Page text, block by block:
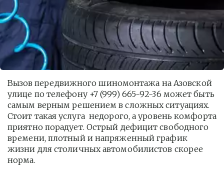
Вызов передвижного шиномонтажа на Азовской
улице по телефону +7 (999) 665-92-36 может быть
самым верным решением в сложных ситуациях.
Стоит такая услуга  недорого, а уровень комфорта
приятно порадует. Острый дефицит свободного
времени, плотный и напряженный график
жизни для столичных автомобилистов скорее
норма.